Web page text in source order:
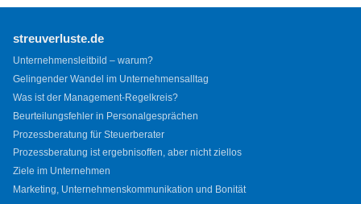
streuverluste.de
Unternehmensleitbild – warum?
Gelingender Wandel im Unternehmensalltag
Was ist der Management-Regelkreis?
Beurteilungsfehler in Personalgesprächen
Prozessberatung für Steuerberater
Prozessberatung ist ergebnisoffen, aber nicht ziellos
Ziele im Unternehmen
Marketing, Unternehmenskommunikation und Bonität